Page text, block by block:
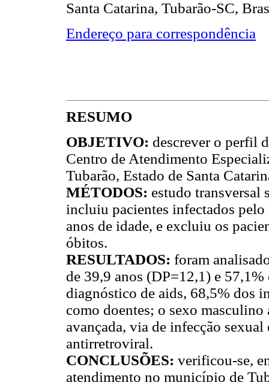
Santa Catarina, Tubarão-SC,
Endereço para correspondência
RESUMO
OBJETIVO: descrever o perfil
Centro de Atendimento
Tubarão, Estado de Santa
MÉTODOS: estudo transversal
incluiu pacientes infectados pelo
anos de idade, e excluiu os
óbitos.
RESULTADOS: foram
de 39,9 anos (DP=12,1) e
diagnóstico de aids, 68,5% dos
como doentes; o sexo masculino
avançada, via de infecção sexual
antirretroviral.
CONCLUSÕES: verificou-se,
atendimento no município de